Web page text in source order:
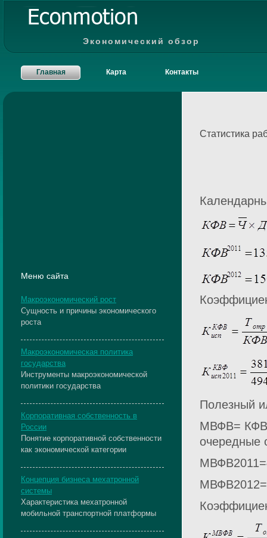
Экономический обзор
Главная Карта Контакты
Статистика
Полезный
МВФВ= КФВ
очередные
Меню сайта
Макроэкономический рост
Сущность и причины экономического
роста
Макроэкономическая политика
государства
Инструменты макроэкономической
политики государства
Корпоративная собственность в
России
Понятие корпоративной собственности
как экономической категории
Концепция бизнеса мехатронной
системы
Характеристика мехатронной
мобильной транспортной платформы